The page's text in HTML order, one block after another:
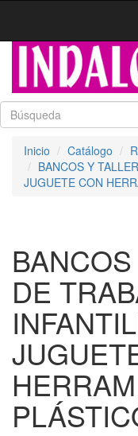
Inicio Catálogo
BANCOS Y
JUGUETE CON
DE